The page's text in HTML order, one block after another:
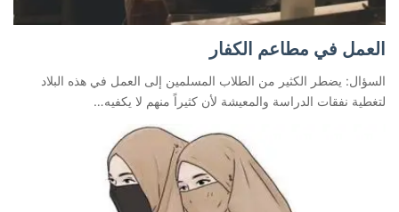
العمل في مطاعم الكفار
السؤال: يضطر الكثير من الطلاب المسلمين إلى العمل في هذه البلاد
لتغطية نفقات الدراسة والمعيشة لأن كثيراً منهم لا يكفيه…